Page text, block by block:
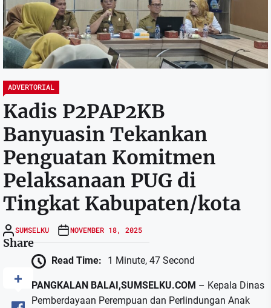
ADVERTORIAL
Kadis P2PAP2KB
Banyuasin Tekankan
Penguatan Komitmen
Pelaksanaan PUG di
Tingkat Kabupaten/kota
SUMSELKU NOVEMBER 18, 2025
Share
Read Time: 1 Minute, 47 Second
PANGKALAN BALAI,SUMSELKU.COM – Kepala Dinas
Pemberdayaan Perempuan dan Perlindungan Anak